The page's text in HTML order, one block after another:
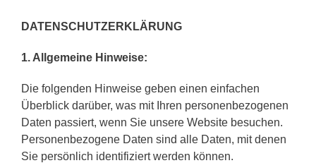
DATENSCHUTZERKLÄRUNG
1. Allgemeine Hinweise:
Die folgenden Hinweise geben einen einfachen
Überblick darüber, was mit Ihren personenbezogenen
Daten passiert, wenn Sie unsere Website besuchen.
Personenbezogene Daten sind alle Daten, mit denen
Sie persönlich identifiziert werden können.